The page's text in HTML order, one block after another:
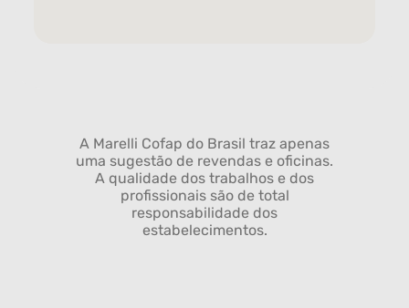
A Marelli Cofap do Brasil traz apenas
uma sugestão de revendas e oficinas.
A qualidade dos trabalhos e dos
profissionais são de total
responsabilidade dos
estabelecimentos.